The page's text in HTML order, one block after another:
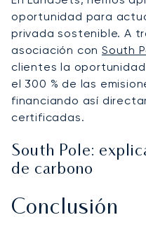
oportunidad para
privada sostenible. A
asociación conSouth
clientes la
el 300 % de las
financiando así
certificadas.
South Pole:
de carbono
Conclusión